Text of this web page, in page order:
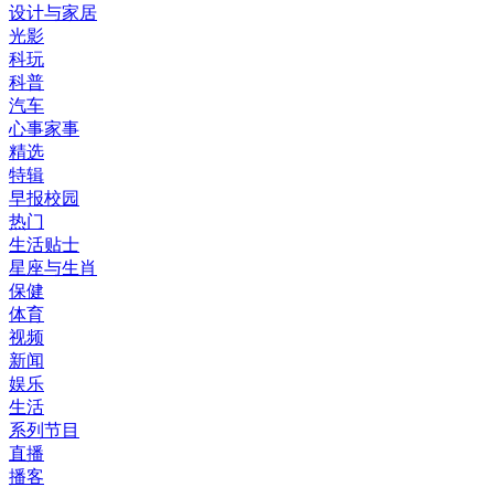
设计与家居
光影
科玩
科普
汽车
心事家事
精选
特辑
早报校园
热门
生活贴士
星座与生肖
保健
体育
视频
新闻
娱乐
生活
系列节目
直播
播客